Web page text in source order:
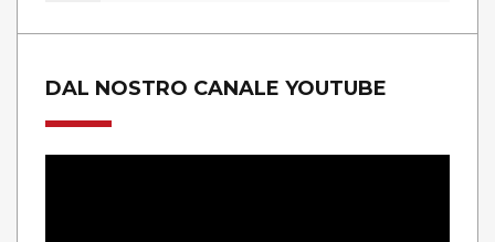
DAL NOSTRO CANALE YOUTUBE